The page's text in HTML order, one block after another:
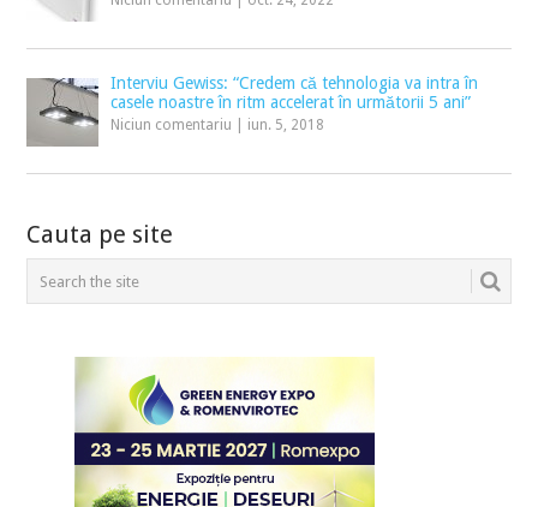
Interviu Gewiss: “Credem că tehnologia va intra în
casele noastre în ritm accelerat în următorii 5 ani”
Niciun comentariu iun. 5, 2018
Cauta pe site